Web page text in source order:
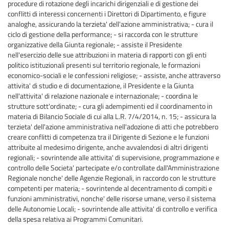
procedure di rotazione degli incarichi dirigenziali e di gestione dei
conflitti di interessi concernenti i Direttori di Dipartimento, e figure
analoghe, assicurando la terzieta' dell'azione amministrativa; - cura il
ciclo di gestione della performance; - si raccorda con le strutture
organizzative della Giunta regionale; - assiste il Presidente
nell'esercizio delle sue attribuzioni in materia di rapporti con gli enti
politico istituzionali presenti sul territorio regionale, le formazioni
economico-sociali e le confessioni religiose; - assiste, anche attraverso
attivita' di studio e di documentazione, il Presidente e la Giunta
nell'attivita' di relazione nazionale e internazionale; - coordina le
strutture sott'ordinate; - cura gli adempimenti ed il coordinamento in
materia di Bilancio Sociale di cui alla L.R. 7/4/2014, n. 15; - assicura la
terzieta' dell'azione amministrativa nell'adozione di atti che potrebbero
creare conflitti di competenza tra il Dirigente di Sezione e le funzioni
attribuite al medesimo dirigente, anche avvalendosi di altri dirigenti
regionali; - sovrintende alle attivita' di supervisione, programmazione e
controllo delle Societa' partecipate e/o controllate dall'Amministrazione
Regionale nonche' delle Agenzie Regionali, in raccordo con le strutture
competenti per materia; - sovrintende al decentramento di compiti e
funzioni amministrativi, nonche' delle risorse umane, verso il sistema
delle Autonomie Locali; - sovrintende alle attivita' di controllo e verifica
della spesa relativa ai Programmi Comunitari.